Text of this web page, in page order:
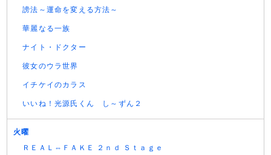
謗法～運命を変える方法～
華麗なる一族
ナイト・ドクター
彼女のウラ世界
イチケイのカラス
いいね！光源氏くん し～ずん２
火曜
ＲＥＡＬ⇔ＦＡＫＥ ２ｎｄ Ｓｔａｇｅ